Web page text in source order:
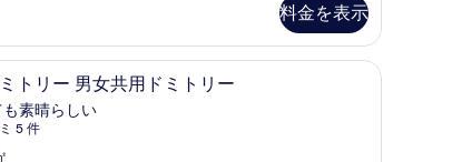
料金を表示
ーツ アイロン / アイロン台、WiFi (無料)、ベッド
トリー 男女共用ドミトリー
9.2
も素晴らしい
5 件